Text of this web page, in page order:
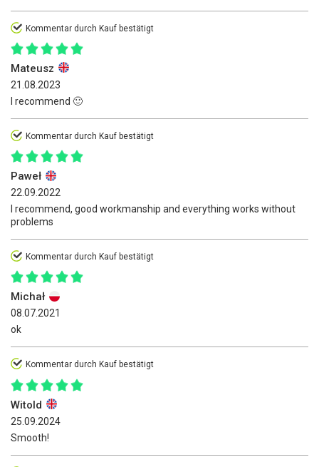
Kommentar durch Kauf bestätigt
Mateusz
21.08.2023
I recommend 🙂
Kommentar durch Kauf bestätigt
Paweł
22.09.2022
I recommend, good workmanship and everything works without
problems
Kommentar durch Kauf bestätigt
Michał
08.07.2021
ok
Kommentar durch Kauf bestätigt
Witold
25.09.2024
Smooth!